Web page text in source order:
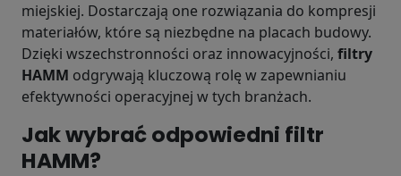
miejskiej. Dostarczają one rozwiązania do kompresji
materiałów, które są niezbędne na placach budowy.
Dzięki wszechstronności oraz innowacyjności, filtry
HAMM odgrywają kluczową rolę w zapewnianiu
efektywności operacyjnej w tych branżach.
Jak wybrać odpowiedni filtr
HAMM?